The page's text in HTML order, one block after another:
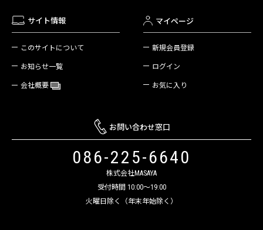
サイト情報
このサイトについて
お知らせ一覧
会社概要
マイページ
新規会員登録
ログイン
お気に入り
お問い合わせ窓口
086-225-6640
株式会社MASAYA
受付時間 10:00～19:00
火曜日除く（年末年始除く）